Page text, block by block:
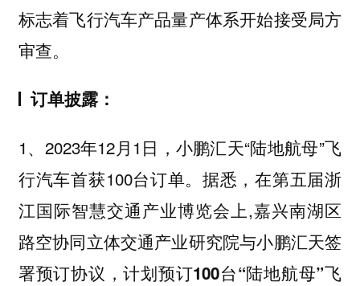
标志着飞行汽车产品量产体系开始接受局方
审查。
订单披露：
1、2023年12月1日，小鹏汇天“陆地航母”飞
行汽车首获100台订单。据悉，在第五届浙
江国际智慧交通产业博览会上,嘉兴南湖区
路空协同立体交通产业研究院与小鹏汇天签
署预订协议，计划预订100台“陆地航母”飞